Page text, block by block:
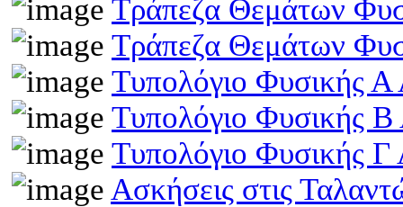
Τράπεζα Θεμάτων
Τράπεζα Θεμάτων
Τυπολόγιο Φυσικής Α
Τυπολόγιο Φυσικής Β
Τυπολόγιο Φυσικής Γ
Ασκήσεις στις